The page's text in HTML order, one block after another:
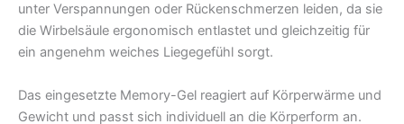
unter Verspannungen oder Rückenschmerzen leiden, da sie
die Wirbelsäule ergonomisch entlastet und gleichzeitig für
ein angenehm weiches Liegegefühl sorgt.
Das eingesetzte Memory-Gel reagiert auf Körperwärme und
Gewicht und passt sich individuell an die Körperform an.